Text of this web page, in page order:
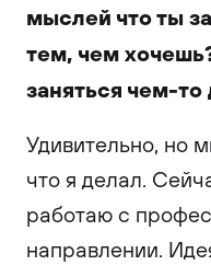
мыслей что ты
тем, чем
заняться чем-то
Удивительно, но
что я делал.
работаю с
направлении.